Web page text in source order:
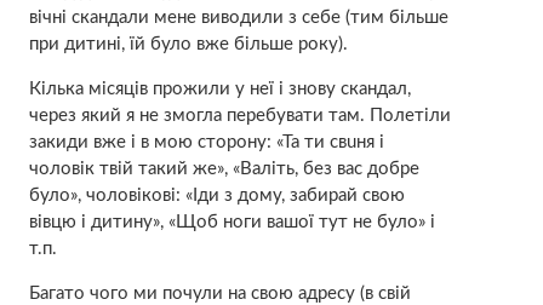
вічні скaндали мене виводили з себе (тим більше
при дитині, їй було вже більше року).
Кілька місяців прожили у неї і знову скaндал,
через який я не змогла перебувати там. Полетіли
закиди вже і в мою сторону: «Та ти свuня і
чоловік твій такий же», «Вaліть, без вас добре
було», чоловікові: «Іди з дому, забирай свою
вiвцю і дитину», «Щоб ноги вашої тут не було» і
т.п.
Багато чого ми почули на свою адресу (в свій